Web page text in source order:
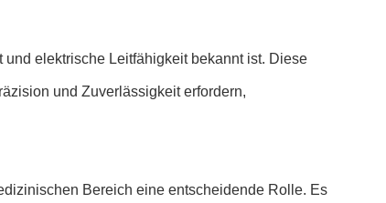
elektrische Leitfähigkeit bekannt ist. Diese
und Zuverlässigkeit erfordern,
Bereich eine entscheidende Rolle. Es